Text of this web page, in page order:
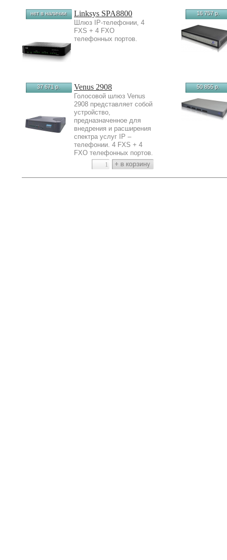
нет в наличии Linksys SPA8800
Шлюз IP-телефонии, 4
FXS + 4 FXO
телефонных портов.
16 757 р.
37 671 р. Venus 2908
Голосовой шлюз Venus
2908 представляет собой
устройство,
предназначенное для
внедрения и расширения
спектра услуг IP –
телефонии. 4 FXS + 4
FXO телефонных портов.
50 855 р.